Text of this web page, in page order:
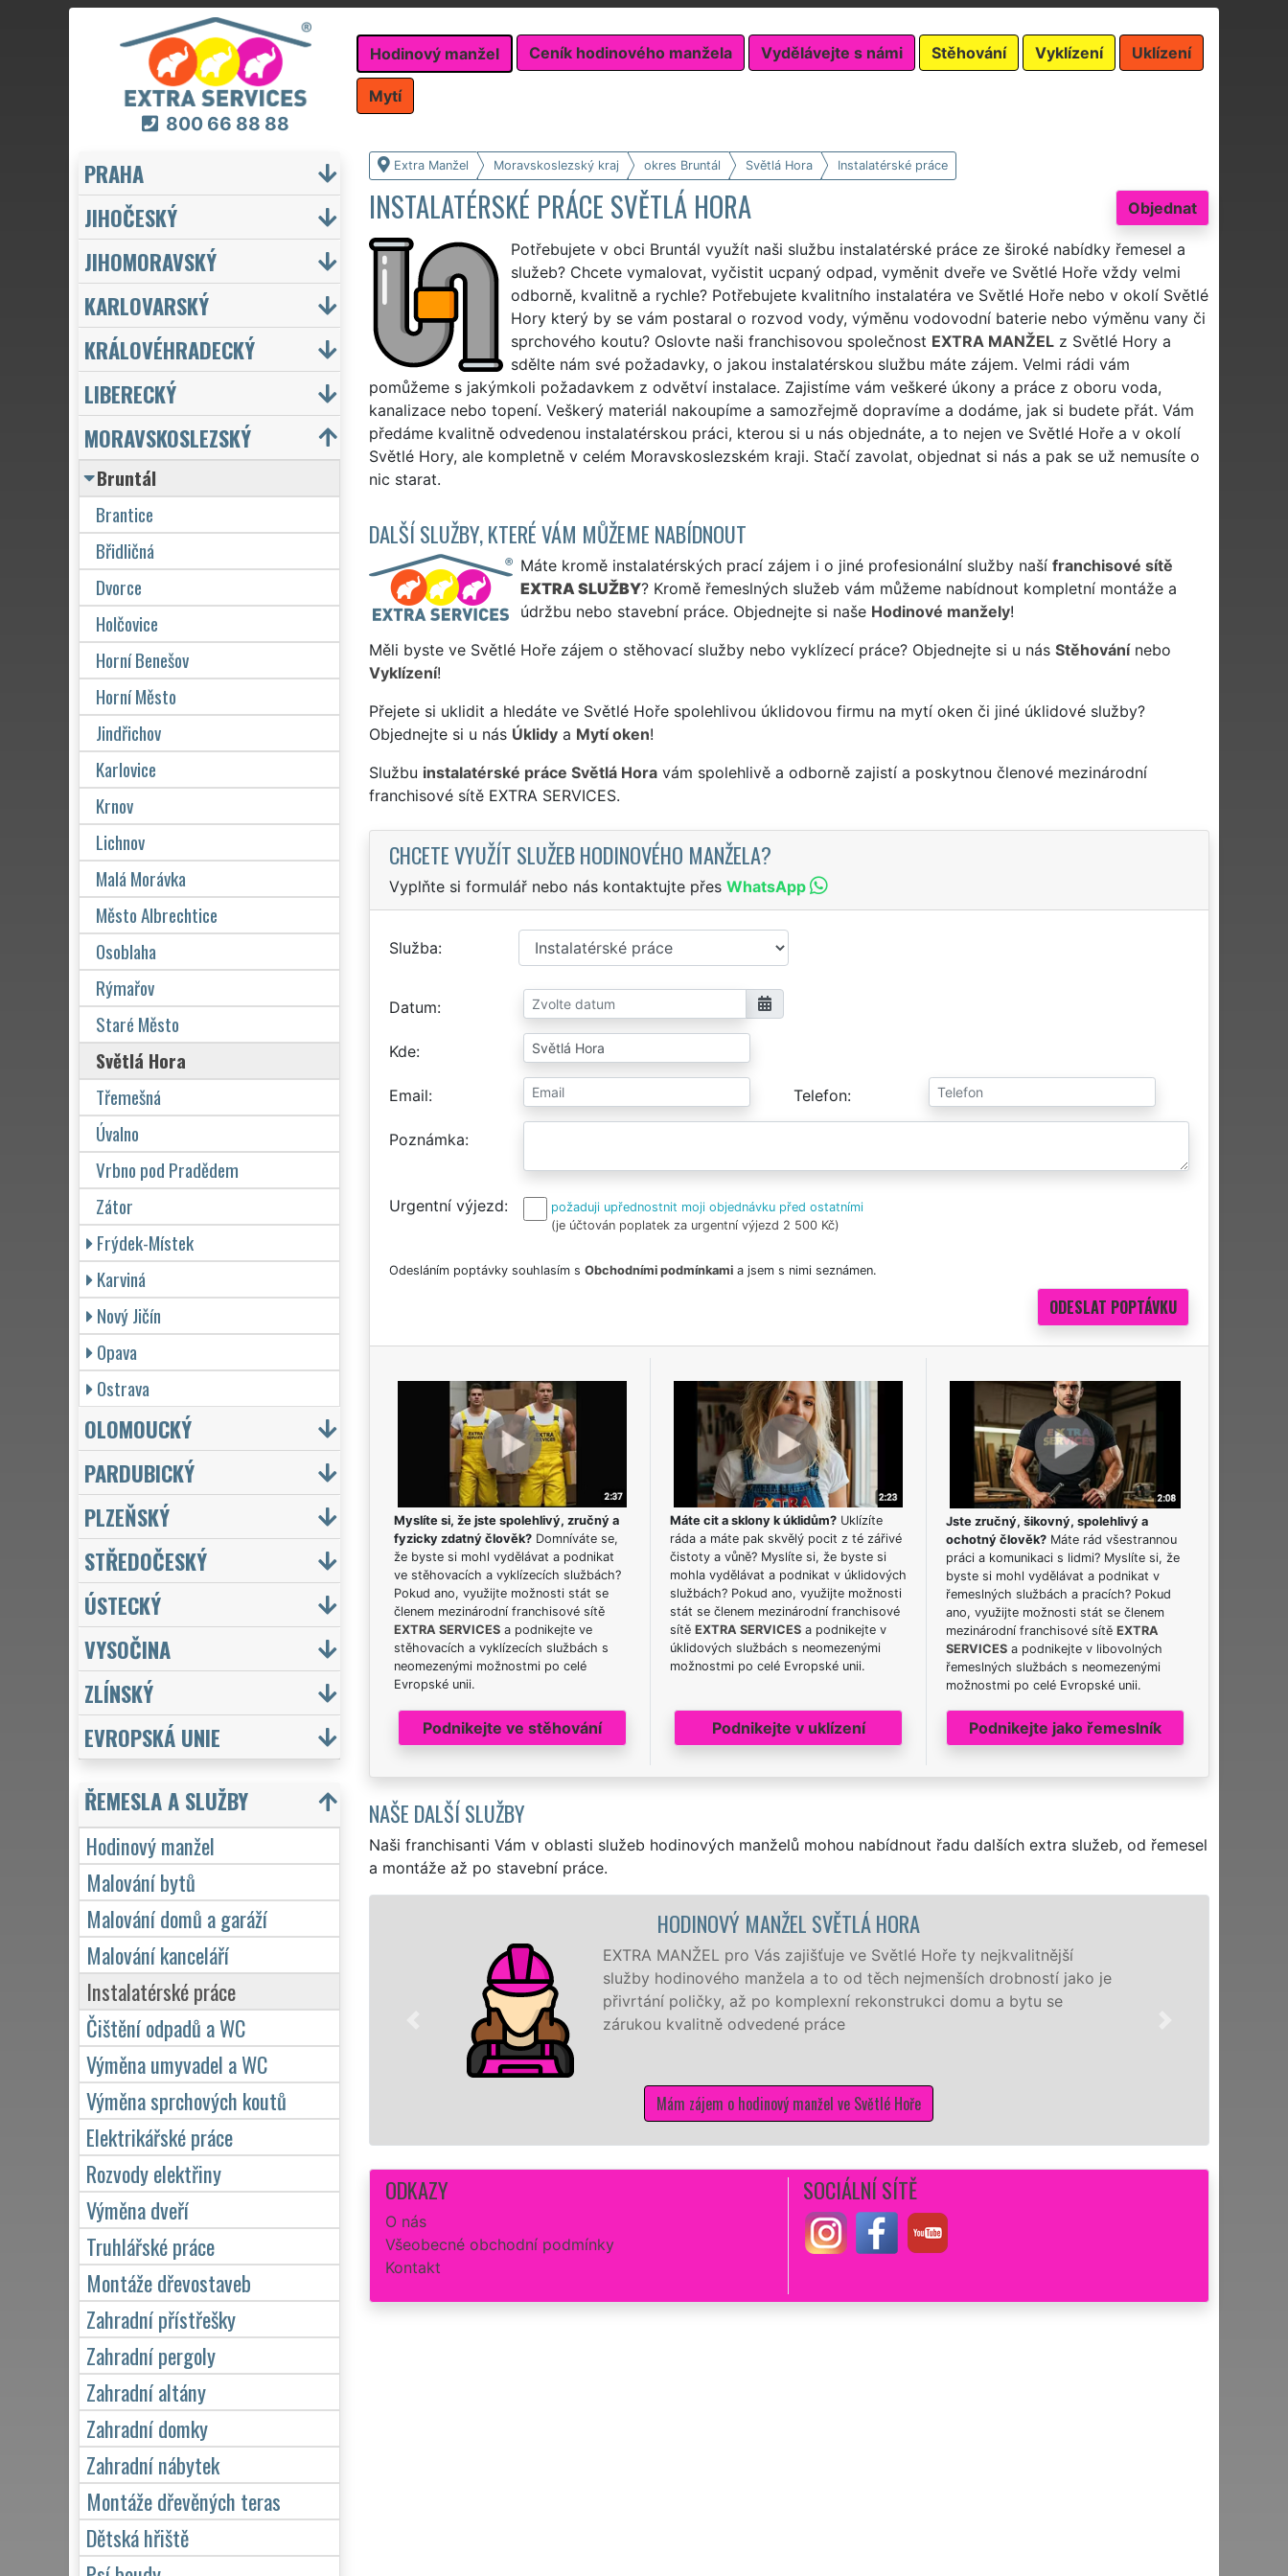
800 66 88 88
Hodinový manžel Ceník hodinového manžela Vydělávejte s námi Stěhování Vyklízení Uklízení
Mytí
Extra Manžel Moravskoslezský kraj okres Bruntál Světlá Hora Instalatérské práce
Objednat
INSTALATÉRSKÉ PRÁCE SVĚTLÁ HORA
Potřebujete v obci Bruntál využít naši službu instalatérské práce ze široké nabídky řemesel a
služeb? Chcete vymalovat, vyčistit ucpaný odpad, vyměnit dveře ve Světlé Hoře vždy velmi
odborně, kvalitně a rychle? Potřebujete kvalitního instalatéra ve Světlé Hoře nebo v okolí Světlé
Hory který by se vám postaral o rozvod vody, výměnu vodovodní baterie nebo výměnu vany či
sprchového koutu? Oslovte naši franchisovou společnost EXTRA MANŽELz Světlé Hory a
sdělte nám své požadavky, o jakou instalatérskou službu máte zájem. Velmi rádi vám
pomůžeme s jakýmkoli požadavkem z odvětví instalace. Zajistíme vám veškeré úkony a práce z oboru voda,
kanalizace nebo topení. Veškerý materiál nakoupíme a samozřejmě dopravíme a dodáme, jak si budete přát. Vám
předáme kvalitně odvedenou instalatérskou práci, kterou si u nás objednáte, a to nejen ve Světlé Hoře a v okolí
Světlé Hory, ale kompletně v celém Moravskoslezském kraji. Stačí zavolat, objednat si nás a pak se už nemusíte o
nic starat.
DALŠÍ SLUŽBY, KTERÉ VÁM MŮŽEME NABÍDNOUT
Máte kromě instalatérských prací zájem i o jiné profesionální služby naší franchisové sítě
EXTRA SLUŽBY? Kromě řemeslných služeb vám můžeme nabídnout kompletní montáže a
údržbu nebo stavební práce. Objednejte si naše Hodinové manžely!
Měli byste ve Světlé Hoře zájem o stěhovací služby nebo vyklízecí práce? Objednejte si u nás Stěhovánínebo
Vyklízení!
Přejete si uklidit a hledáte ve Světlé Hoře spolehlivou úklidovou firmu na mytí oken či jiné úklidové služby?
Objednejte si u nás Úklidya Mytí oken!
Službu instalatérské práce Světlá Horavám spolehlivě a odborně zajistí a poskytnou členové mezinárodní
franchisové sítě EXTRA SERVICES.
CHCETE VYUŽÍT SLUŽEB HODINOVÉHO MANŽELA?
Vyplňte si formulář nebo nás kontaktujte přes WhatsApp
Služba
Datum
Kde
Email Telefon
Poznámka
Urgentní výjezd
požaduji upřednostnit moji objednávku před ostatními
(je účtován poplatek za urgentní výjezd 2 500 Kč)
Odesláním poptávky souhlasím s Obchodními podmínkamia jsem s nimi seznámen.
Myslíte si, že jste spolehlivý, zručný a
fyzicky zdatný člověk?Domníváte se,
že byste si mohl vydělávat a podnikat
ve stěhovacích a vyklízecích službách?
Pokud ano, využijte možnosti stát se
členem mezinárodní franchisové sítě
EXTRA SERVICESa podnikejte ve
stěhovacích a vyklízecích službách s
neomezenými možnostmi po celé
Evropské unii.
Podnikejte ve stěhování
Máte cit a sklony k úklidům?Uklízíte
ráda a máte pak skvělý pocit z té zářivé
čistoty a vůně? Myslíte si, že byste si
mohla vydělávat a podnikat v úklidových
službách? Pokud ano, využijte možnosti
stát se členem mezinárodní franchisové
sítě EXTRA SERVICESa podnikejte v
úklidových službách s neomezenými
možnostmi po celé Evropské unii.
Podnikejte v uklízení
Jste zručný, šikovný, spolehlivý a
ochotný člověk? Máte rád všestrannou
práci a komunikaci s lidmi? Myslíte si, že
byste si mohl vydělávat a podnikat v
řemeslných službách a pracích? Pokud
ano, využijte možnosti stát se členem
mezinárodní franchisové sítěEXTRA
SERVICES a podnikejte v libovolných
řemeslných službách s neomezenými
možnostmi po celé Evropské unii.
Podnikejte jako řemeslník
NAŠE DALŠÍ SLUŽBY
Naši franchisanti Vám v oblasti služeb hodinových manželů mohou nabídnout řadu dalších extra služeb, od řemesel
a montáže až po stavební práce.
HODINOVÝ MANŽEL SVĚTLÁ HORA
EXTRA MANŽEL pro Vás zajišťuje ve Světlé Hoře ty nejkvalitnější
služby hodinového manžela a to od těch nejmenších drobností jako je
přivrtání poličky, až po komplexní rekonstrukci domu a bytu se
zárukou kvalitně odvedené práce
Mám zájem o hodinový manžel ve Světlé Hoře
ODKAZY
O nás
Všeobecné obchodní podmínky
Kontakt
SOCIÁLNÍ SÍTĚ
PRAHA
JIHOČESKÝ
JIHOMORAVSKÝ
KARLOVARSKÝ
KRÁLOVÉHRADECKÝ
LIBERECKÝ
MORAVSKOSLEZSKÝ
Bruntál
Brantice
Břidličná
Dvorce
Holčovice
Horní Benešov
Horní Město
Jindřichov
Karlovice
Krnov
Lichnov
Malá Morávka
Město Albrechtice
Osoblaha
Rýmařov
Staré Město
Světlá Hora
Třemešná
Úvalno
Vrbno pod Pradědem
Zátor
Frýdek-Místek
Karviná
Nový Jičín
Opava
Ostrava
OLOMOUCKÝ
PARDUBICKÝ
PLZEŇSKÝ
STŘEDOČESKÝ
ÚSTECKÝ
VYSOČINA
ZLÍNSKÝ
EVROPSKÁ UNIE
ŘEMESLA A SLUŽBY
Hodinový manžel
Malování bytů
Malování domů a garáží
Malování kanceláří
Instalatérské práce
Čištění odpadů a WC
Výměna umyvadel a WC
Výměna sprchových koutů
Elektrikářské práce
Rozvody elektřiny
Výměna dveří
Truhlářské práce
Montáže dřevostaveb
Zahradní přístřešky
Zahradní pergoly
Zahradní altány
Zahradní domky
Zahradní nábytek
Montáže dřevěných teras
Dětská hřiště